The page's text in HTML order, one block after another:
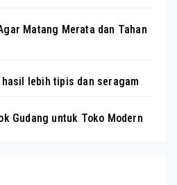
Matang Merata dan Tahan
lebih tipis dan seragam
Gudang untuk Toko Modern